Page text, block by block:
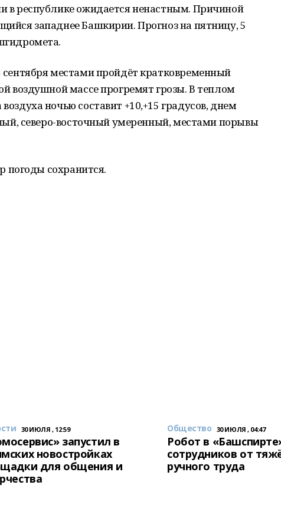
в республике ожидается ненастным. Причиной
западнее Башкирии. Прогноз на пятницу, 5
местами пройдёт кратковременный
воздушной массе прогремят грозы. В теплом
ночью составит +10,+15 градусов, днем
северо-восточный умеренный, местами порывы
погоды сохранится.
30 ИЮЛЯ , 12:59
запустил в
новостройках
для общения и
Общество 30 ИЮЛЯ , 04:47
Робот в
сотрудников от
ручного труда